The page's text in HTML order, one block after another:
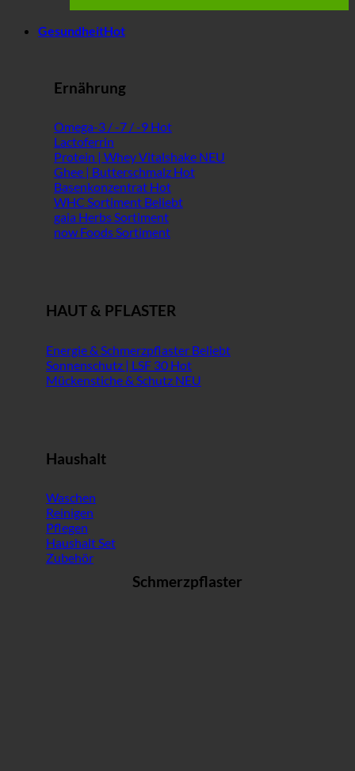
Gesundheit
Ernährung
Omega-3 / -7 / -9
Lactoferrin
Protein | Whey Vitalshake
Ghee | Butterschmalz
Basenkonzentrat
WHC Sortiment
gaia Herbs Sortiment
now Foods Sortiment
HAUT & PFLASTER
Energie & Schmerzpflaster
Sonnenschutz | LSF 30
Mückenstiche & Schutz
Haushalt
Waschen
Reinigen
Pflegen
Haushalt Set
Zubehör
Schmerzpflaster